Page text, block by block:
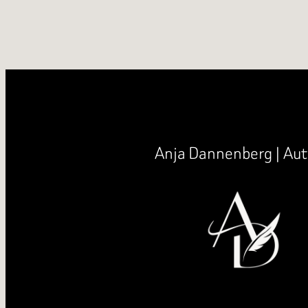
Anja Dannenberg |